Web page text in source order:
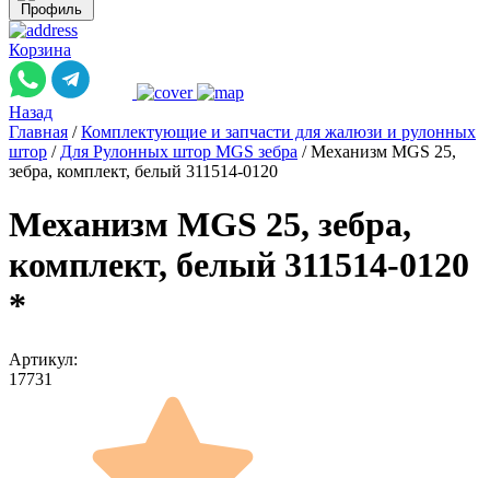
Профиль
Корзина
Назад
Главная / Комплектующие и запчасти для жалюзи и рулонных
штор / Для Рулонных штор MGS зебра / Механизм MGS 25,
зебра, комплект, белый 311514-0120
Механизм MGS 25, зебра,
комплект, белый 311514-0120
*
Артикул:
17731